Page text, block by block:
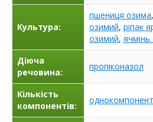
Культура:
пшениця озима,
озимий, ріпак
озимий, ячмінь
Діюча
речовина:
пропіконазол
Кількість
компонентів: